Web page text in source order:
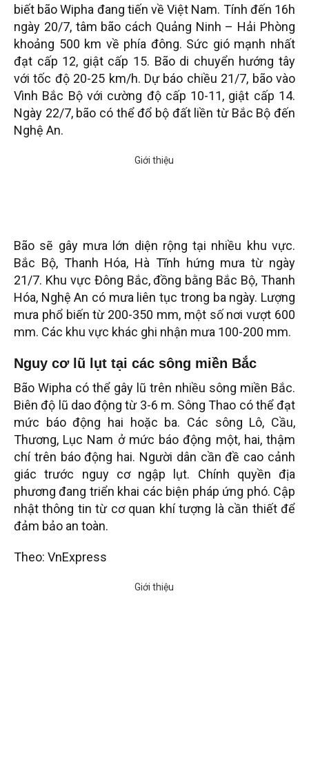
biết bão Wipha đang tiến về Việt Nam. Tính đến 16h
ngày 20/7, tâm bão cách Quảng Ninh – Hải Phòng
khoảng 500 km về phía đông. Sức gió mạnh nhất
đạt cấp 12, giật cấp 15. Bão di chuyển hướng tây
với tốc độ 20-25 km/h. Dự báo chiều 21/7, bão vào
Vình Bắc Bộ với cường độ cấp 10-11, giật cấp 14.
Ngày 22/7, bão có thể đổ bộ đất liền từ Bắc Bộ đến
Nghệ An.
Bão sẽ gây mưa lớn diện rộng tại nhiều khu vực.
Bắc Bộ, Thanh Hóa, Hà Tĩnh hứng mưa từ ngày
21/7. Khu vực Đông Bắc, đồng bằng Bắc Bộ, Thanh
Hóa, Nghệ An có mưa liên tục trong ba ngày. Lượng
mưa phổ biến từ 200-350 mm, một số nơi vượt 600
mm. Các khu vực khác ghi nhận mưa 100-200 mm.
Nguy cơ lũ lụt tại các sông miền Bắc
Bão Wipha có thể gây lũ trên nhiều sông miền Bắc.
Biên độ lũ dao động từ 3-6 m. Sông Thao có thể đạt
mức báo động hai hoặc ba. Các sông Lô, Cầu,
Thương, Lục Nam ở mức báo động một, hai, thậm
chí trên báo động hai. Người dân cần đề cao cảnh
giác trước nguy cơ ngập lụt. Chính quyền địa
phương đang triển khai các biện pháp ứng phó. Cập
nhật thông tin từ cơ quan khí tượng là cần thiết để
đảm bảo an toàn.
Theo: VnExpress